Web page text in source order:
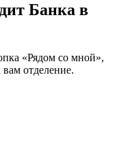
Банка в
«Рядом со мной»,
отделение.